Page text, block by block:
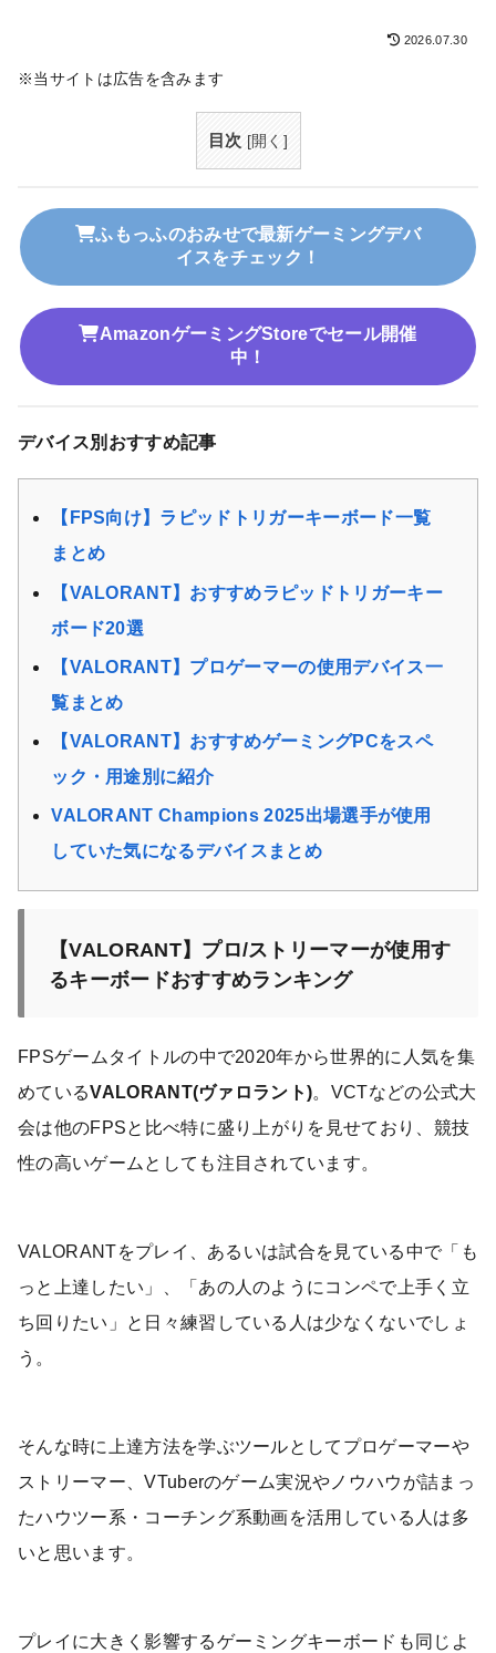
2026.07.30
※当サイトは広告を含みます
目次 [開く ]
ふもっふのおみせで最新ゲーミングデバ
イスをチェック！
AmazonゲーミングStoreでセール開催
中！
デバイス別おすすめ記事
【FPS向け】ラピッドトリガーキーボード一覧
まとめ
【VALORANT】おすすめラピッドトリガーキー
ボード20選
【VALORANT】プロゲーマーの使用デバイス一
覧まとめ
【VALORANT】おすすめゲーミングPCをスペ
ック・用途別に紹介
VALORANT Champions 2025出場選手が使用
していた気になるデバイスまとめ
【VALORANT】プロ/ストリーマーが使用す
るキーボードおすすめランキング
FPSゲームタイトルの中で2020年から世界的に人気を集
めているVALORANT(ヴァロラント)。VCTなどの公式大
会は他のFPSと比べ特に盛り上がりを見せており、競技
性の高いゲームとしても注目されています。
VALORANTをプレイ、あるいは試合を見ている中で「も
っと上達したい」、
「あの人のようにコンペで上手く立
ち回りたい」と日々練習している人は少なくないでしょ
う。
そんな時に上達方法を学ぶツールとしてプロゲーマーや
ストリーマー、VTuberのゲーム実況やノウハウが詰まっ
たハウツー系・コーチング系動画を活用している人は多
いと思います。
プレイに大きく影響するゲーミングキーボードも同じよ